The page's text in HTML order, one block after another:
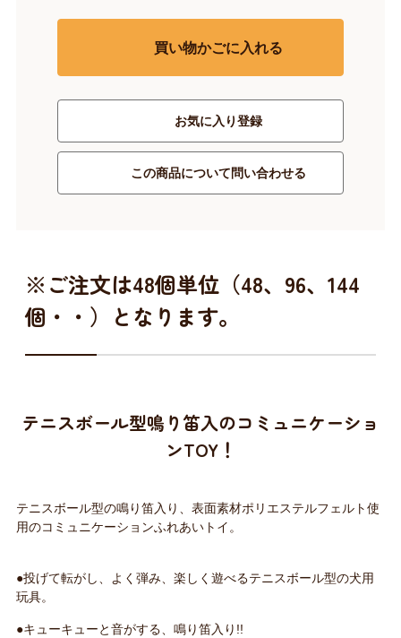
買い物かごに入れる
お気に入り登録
この商品について問い合わせる
※ご注文は48個単位（48、96、144
個・・）となります。
テニスボール型鳴り笛入のコミュニケーショ
ンTOY！
テニスボール型の鳴り笛入り、表面素材ポリエステルフェルト使
用のコミュニケーションふれあいトイ。
●投げて転がし、よく弾み、楽しく遊べるテニスボール型の犬用
玩具。
●キューキューと音がする、鳴り笛入り!!